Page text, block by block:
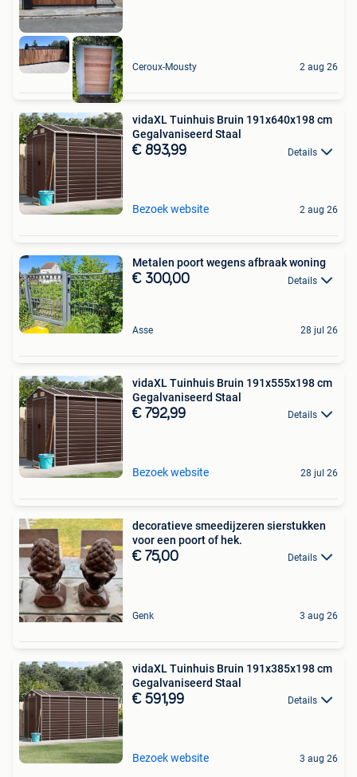
Ceroux-Mousty 2 aug 26
vidaXL Tuinhuis Bruin 191x640x198 cm
Gegalvaniseerd Staal
€ 893,99 Details
Bezoek website 2 aug 26
Metalen poort wegens afbraak woning
€ 300,00 Details
Asse 28 jul 26
vidaXL Tuinhuis Bruin 191x555x198 cm
Gegalvaniseerd Staal
€ 792,99 Details
Bezoek website 28 jul 26
decoratieve smeedijzeren sierstukken
voor een poort of hek.
€ 75,00 Details
Genk 3 aug 26
vidaXL Tuinhuis Bruin 191x385x198 cm
Gegalvaniseerd Staal
€ 591,99 Details
Bezoek website 3 aug 26